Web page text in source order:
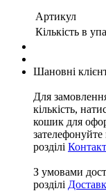
Артикул
Кількість в
Шановні
Для
кількість,
кошик для
зателефонуйте
розділі
З умовами
розділі